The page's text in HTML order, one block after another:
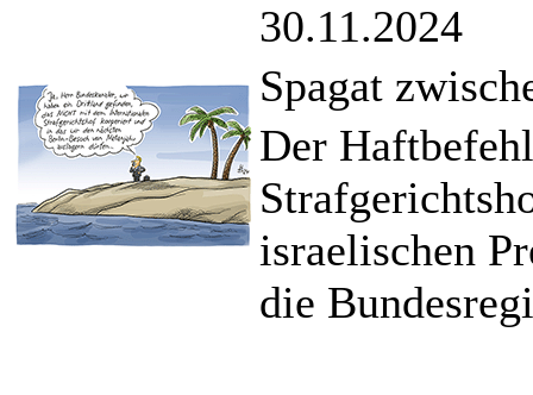
30.11.2024
Spagat
Der
israelischen
die